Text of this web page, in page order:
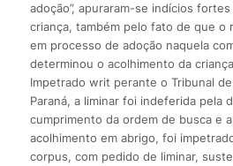
adoção”, apuraram-se indícios
criança, também pelo fato de que o
em processo de adoção naquela
determinou o acolhimento da
Impetrado writ perante o Tribunal
Paraná, a liminar foi indeferida pela
cumprimento da ordem de busca e
acolhimento em abrigo, foi
corpus, com pedido de liminar,